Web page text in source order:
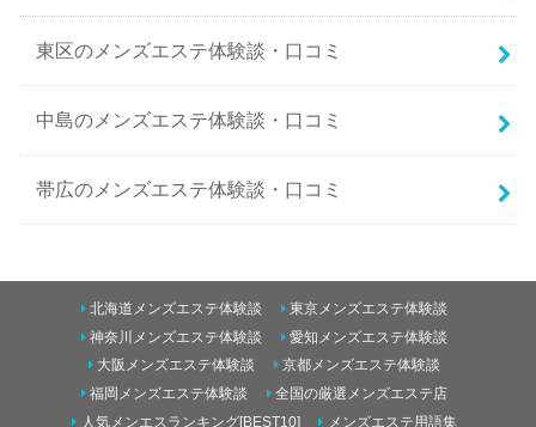
東区のメンズエステ体験談・口コミ
中島のメンズエステ体験談・口コミ
帯広のメンズエステ体験談・口コミ
東のメンズエステ体験談・口コミ
すすきののメンズエステ体験談・口コミ
北海道メンズエステ体験談
東京メンズエステ体験談
神奈川メンズエステ体験談
愛知メンズエステ体験談
大阪メンズエステ体験談
京都メンズエステ体験談
福岡メンズエステ体験談
全国の厳選メンズエステ店
人気メンエスランキング[BEST10]
メンズエステ用語集